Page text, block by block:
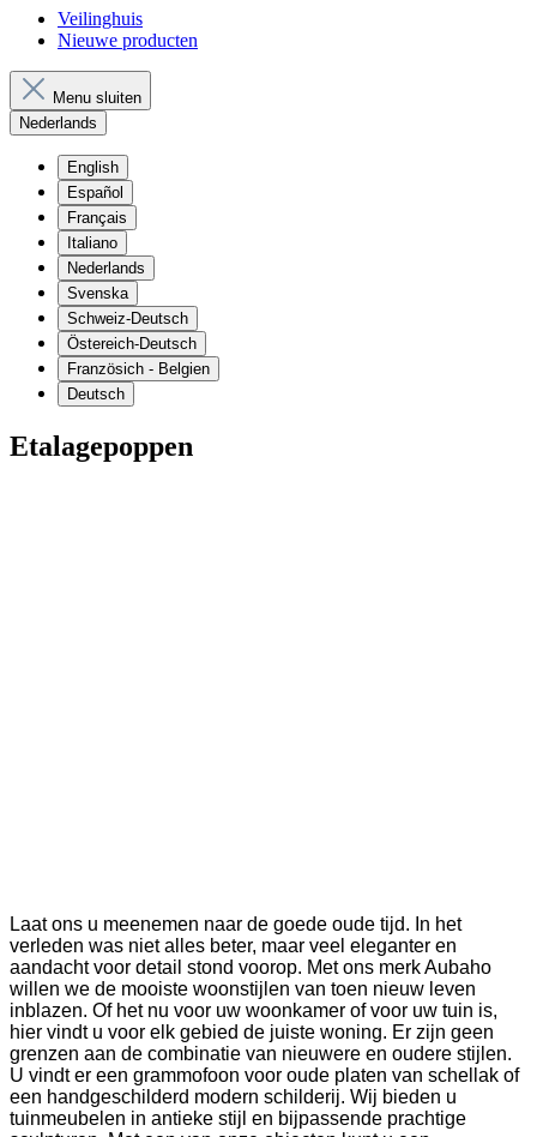
Veilinghuis
Nieuwe producten
Menu sluiten
Nederlands
English
Español
Français
Italiano
Nederlands
Svenska
Schweiz-Deutsch
Östereich-Deutsch
Französich - Belgien
Deutsch
Etalagepoppen
Laat ons u meenemen naar de goede oude tijd. In het
verleden was niet alles beter, maar veel eleganter en
aandacht voor detail stond voorop. Met ons merk Aubaho
willen we de mooiste woonstijlen van toen nieuw leven
inblazen. Of het nu voor uw woonkamer of voor uw tuin is,
hier vindt u voor elk gebied de juiste woning. Er zijn geen
grenzen aan de combinatie van nieuwere en oudere stijlen.
U vindt er een grammofoon voor oude platen van schellak of
een handgeschilderd modern schilderij. Wij bieden u
tuinmeubelen in antieke stijl en bijpassende prachtige